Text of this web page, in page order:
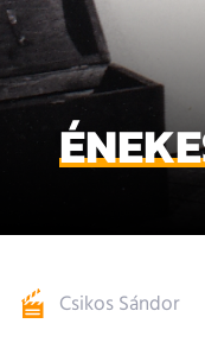
Csikos Sándor